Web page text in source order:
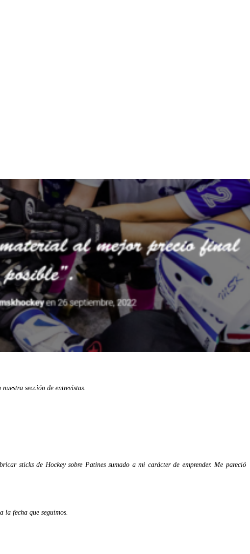
sección de entrevistas.
sticks de Hockey sobre Patines sumado a mi carácter de emprender. Me pareció
fecha que seguimos.